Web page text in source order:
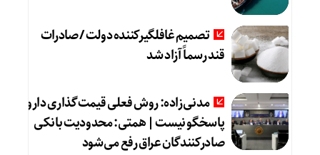
تصمیم غافلگیرکننده دولت / صادرات
قند رسماً آزاد شد
مدنی‌زاده: روش فعلی قیمت‌گذاری دارو
پاسخگو نیست | همتی: محدودیت بانکی
صادرکنندگان عراق رفع می‌شود